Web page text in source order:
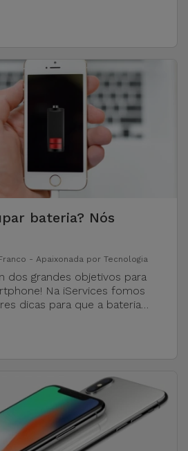
bateria? Nós
- Apaixonada por Tecnologia
dos grandes objetivos para
Na iServices fomos
dicas para que a bateria